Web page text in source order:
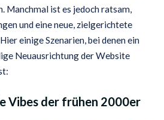
Manchmal ist es jedoch ratsam,
und eine neue, zielgerichtete
einige Szenarien, bei denen ein
Neuausrichtung der Website
Vibes der frühen 2000er